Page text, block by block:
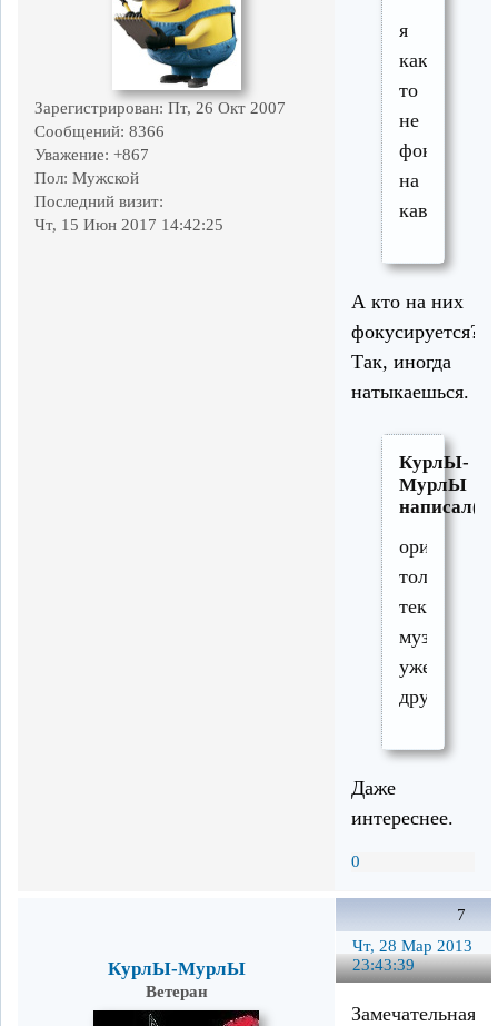
Зарегистрирован: Пт, 26 Окт 2007
Сообщений: 8366
Уважение: +867
Пол: Мужской
Последний визит:
Чт, 15 Июн 2017 14:42:25
я
как-
то
не
на
каверах
А кто на них
фокусируется?
Так, иногда
натыкаешься.
КурлЫ-
МурлЫ
только
текст,
музыка
уже
другая.
Даже
интереснее.
0
7
Чт, 28 Мар 2013
23:43:39
КурлЫ-МурлЫ
Ветеран
Замечательная